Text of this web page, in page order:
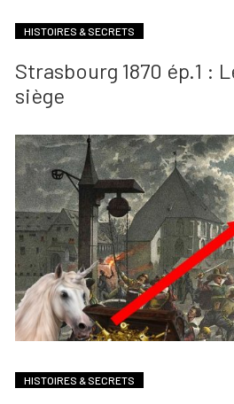
HISTOIRES & SECRETS
Strasbourg 1870 ép.1 :
siège
HISTOIRES & SECRETS